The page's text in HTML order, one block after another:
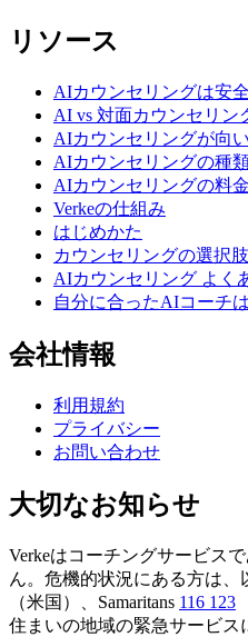
リソース
AIカウンセリングは安
AI vs 対面カウンセリン
AIカウンセリングが向
AIカウンセリングの種
AIカウンセリングの料金
Verkeの仕組み
はじめかた
カウンセリングの選択肢
AIカウンセリング よく
自分に合ったAIコーチ
会社情報
利用規約
プライバシー
お問い合わせ
大切なお知らせ
Verkeはコーチングサービス
ん。危機的状況にある方は、
（米国）、Samaritans 116 123
住まいの地域の緊急サービ